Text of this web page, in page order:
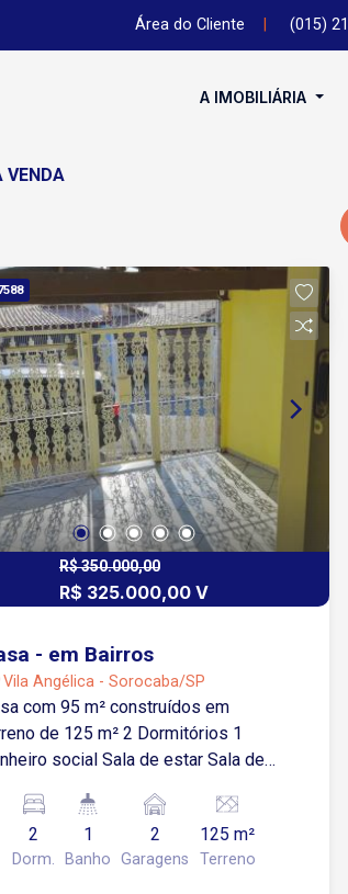
Área do Cliente (015)
A IMOBILIÁRIA
VENDA
R$ 350.000,00
R$ 325.000,00 V
- em Bairros
Vila Angélica - Sorocaba/SP
com 95 m² construídos em
de 125 m² 2 Dormitórios 1
social Sala de estar Sala de
2 Vagas de garagem
Churrasqueira Aceita permuta
apartamento na região sul de
2
Dorm.
1
Banho
2
Garagens
125 m²
Terreno